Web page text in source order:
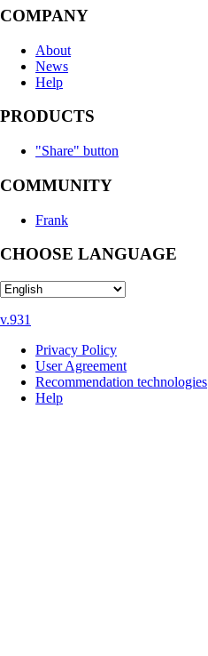
COMPANY
About
News
Help
PRODUCTS
"Share" button
COMMUNITY
Frank
CHOOSE LANGUAGE
v.931
Privacy Policy
User Agreement
Recommendation technologies
Help